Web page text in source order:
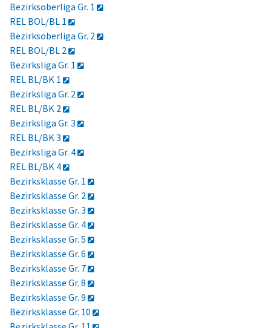
Bezirksoberliga Gr. 1
REL BOL/BL 1
Bezirksoberliga Gr. 2
REL BOL/BL 2
Bezirksliga Gr. 1
REL BL/BK 1
Bezirksliga Gr. 2
REL BL/BK 2
Bezirksliga Gr. 3
REL BL/BK 3
Bezirksliga Gr. 4
REL BL/BK 4
Bezirksklasse Gr. 1
Bezirksklasse Gr. 2
Bezirksklasse Gr. 3
Bezirksklasse Gr. 4
Bezirksklasse Gr. 5
Bezirksklasse Gr. 6
Bezirksklasse Gr. 7
Bezirksklasse Gr. 8
Bezirksklasse Gr. 9
Bezirksklasse Gr. 10